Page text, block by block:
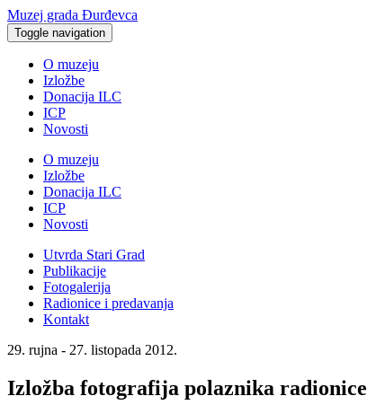
Muzej grada Đurđevca
Toggle navigation
O muzeju
Izložbe
Donacija ILC
ICP
Novosti
O muzeju
Izložbe
Donacija ILC
ICP
Novosti
Utvrda Stari Grad
Publikacije
Fotogalerija
Radionice i predavanja
Kontakt
29. rujna - 27. listopada 2012.
Izložba fotografija polaznika radionice